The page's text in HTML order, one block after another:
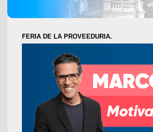
FERIA DE LA PROVEEDURIA.